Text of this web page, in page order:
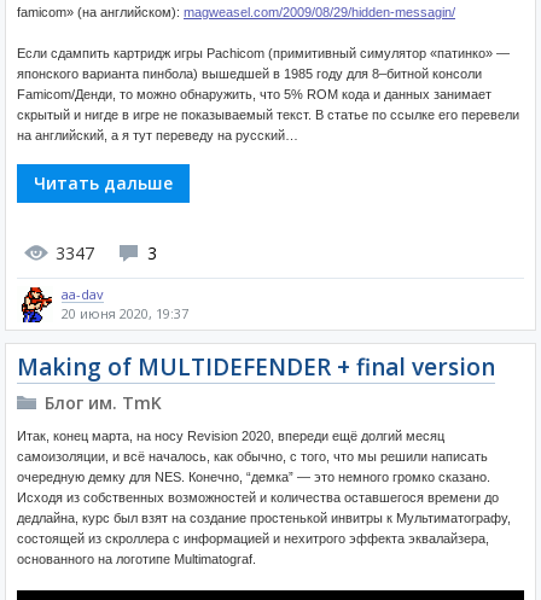
famicom» (на английском): magweasel.com/2009/08/29/hidden-messagin/
Если сдампить картридж игры Pachicom (примитивный симулятор «патинко» —
японского варианта пинбола) вышедшей в 1985 году для 8–битной консоли
Famicom/Денди, то можно обнаружить, что 5% ROM кода и данных занимает
скрытый и нигде в игре не показываемый текст. В статье по ссылке его перевели
на английский, а я тут переведу на русский…
Читать дальше
3347 3
aa-dav
20 июня 2020, 19:37
Making of MULTIDEFENDER + final version
Блог им. TmK
Итак, конец марта, на носу Revision 2020, впереди ещё долгий месяц
самоизоляции, и всё началось, как обычно, с того, что мы решили написать
очередную демку для NES. Конечно, “демка” — это немного громко сказано.
Исходя из собственных возможностей и количества оставшегося времени до
дедлайна, курс был взят на создание простенькой инвитры к Мультиматографу,
состоящей из скроллера с информацией и нехитрого эффекта эквалайзера,
основанного на логотипе Multimatograf.